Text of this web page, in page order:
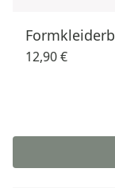
12,90 €